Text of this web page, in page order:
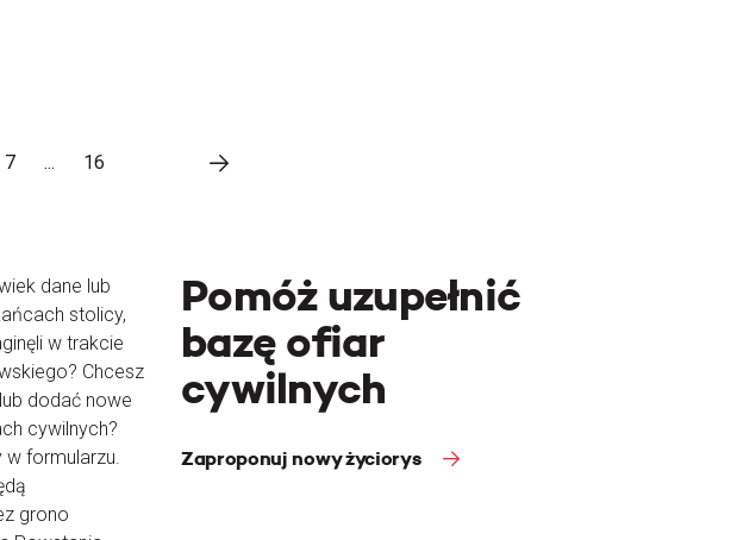
7 ... 16
dane lub
stolicy,
w trakcie
Chcesz
dodać nowe
cywilnych?
w formularzu.
grono
Pomóż uzupełnić
bazę ofiar
cywilnych
Zaproponuj nowy życiorys